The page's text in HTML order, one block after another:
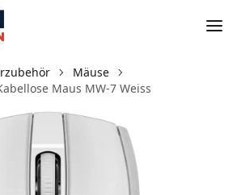
Mäuse
Maus MW-7 Weiss